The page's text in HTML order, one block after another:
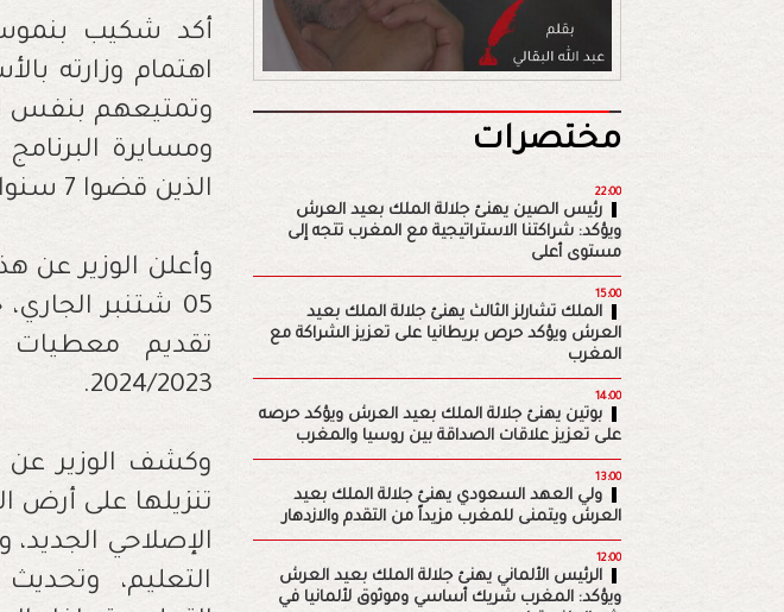
أكد شكيب بنموسى
وتمتيعهم بنفس
الذين قضوا 7 سنوات فما فوق في سلك الوظيفة.
وأعلن الوزير عن
05 شتنبر
تقديم معطيات
2024/2023.
وكشف الوزير عن
تنزيلها على أرض
الإصلاحي
التعليم،
مختصرات
22:00
رئيس الصين يهنئ جلالة الملك بعيد العرش
ويؤكد: شراكتنا الاستراتيجية مع المغرب تتجه إلى
مستوى أعلى
15:00
الملك تشارلز الثالث يهنئ جلالة الملك بعيد
العرش ويؤكد حرص بريطانيا على تعزيز الشراكة مع
المغرب
14:00
بوتين يهنئ جلالة الملك بعيد العرش ويؤكد حرصه
على تعزيز علاقات الصداقة بين روسيا والمغرب
13:00
ولي العهد السعودي يهنئ جلالة الملك بعيد
العرش ويتمنى للمغرب مزيداً من التقدم والازدهار
12:00
الرئيس الألماني يهنئ جلالة الملك بعيد العرش
ويؤكد: المغرب شريك أساسي وموثوق لألمانيا في